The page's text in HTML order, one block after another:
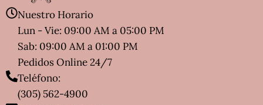
Nuestro Horario
Lun - Vie: 09:00 AM a 05:00 PM
Sab: 09:00 AM a 01:00 PM
Pedidos Online 24/7
Teléfono:
(305) 562-4900